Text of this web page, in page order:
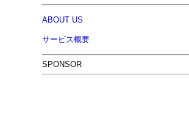
ABOUT US
サービス概要
SPONSOR